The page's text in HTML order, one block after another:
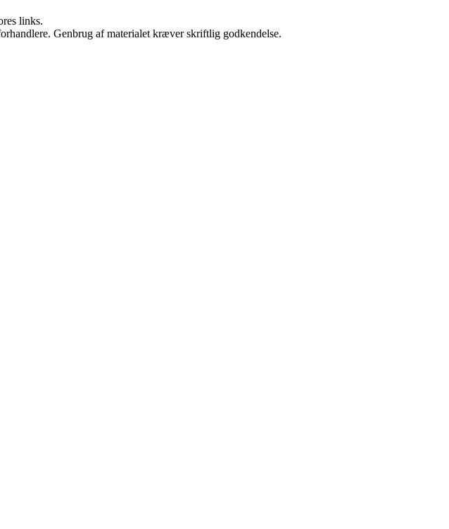
links.
Genbrug af materialet kræver skriftlig godkendelse.